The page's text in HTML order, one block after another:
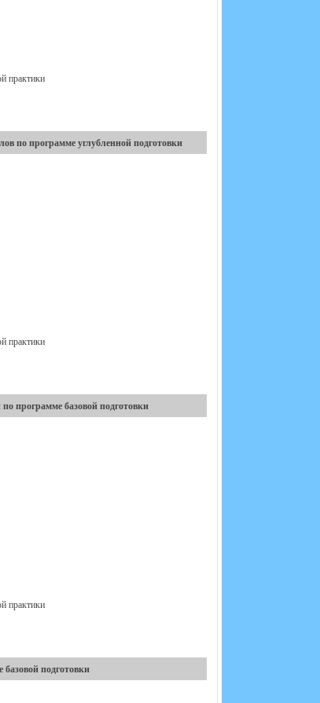
практики
по программе углубленной подготовки
практики
программе базовой подготовки
практики
подготовки